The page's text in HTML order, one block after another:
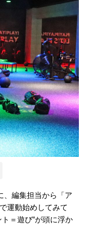
、編集担当から「ア
運動始めしてみて
＝遊び”が頭に浮か